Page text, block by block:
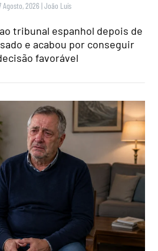
Agosto, 2026 |João Luís
tribunal espanhol depois de
e acabou por conseguir
favorável